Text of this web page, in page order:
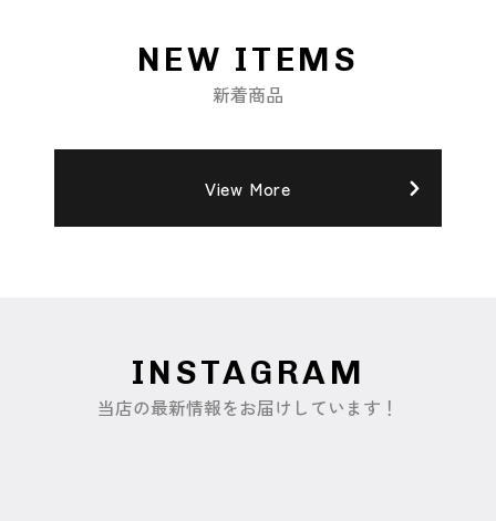
NEW ITEMS
新着商品
View More
INSTAGRAM
当店の最新情報をお届けしています！